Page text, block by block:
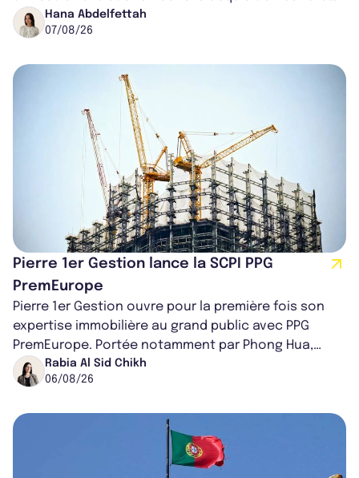
région de Chicago. Entre hausse de...
Hana Abdelfettah
07/08/26
Pierre 1er Gestion lance la SCPI PPG
PremEurope
Pierre 1er Gestion ouvre pour la première fois son
expertise immobilière au grand public avec PPG
PremEurope. Portée notamment par Phong Hua,
ancien directeur des investissements d...
Rabia Al Sid Chikh
06/08/26